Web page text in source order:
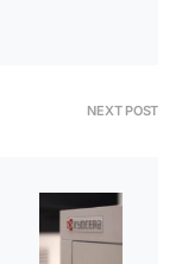
NEXT POST